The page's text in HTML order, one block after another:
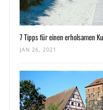
7 Tipps für einen erholsamen
JAN 26, 2021